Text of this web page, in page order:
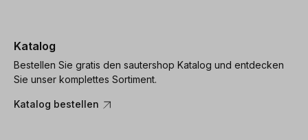
Katalog
Bestellen Sie gratis den sautershop Katalog und entdecken
Sie unser komplettes Sortiment.
Katalog bestellen